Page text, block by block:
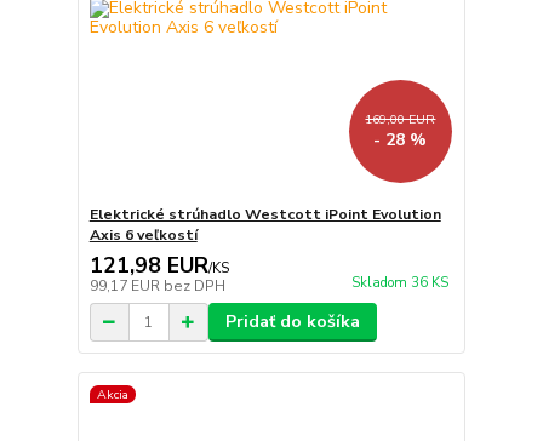
169,00 EUR
- 28 %
Elektrické strúhadlo Westcott iPoint Evolution
Axis 6 veľkostí
121,98 EUR/KS
99,17 EUR bez DPH Skladom 36 KS
Pridať do košíka
Akcia